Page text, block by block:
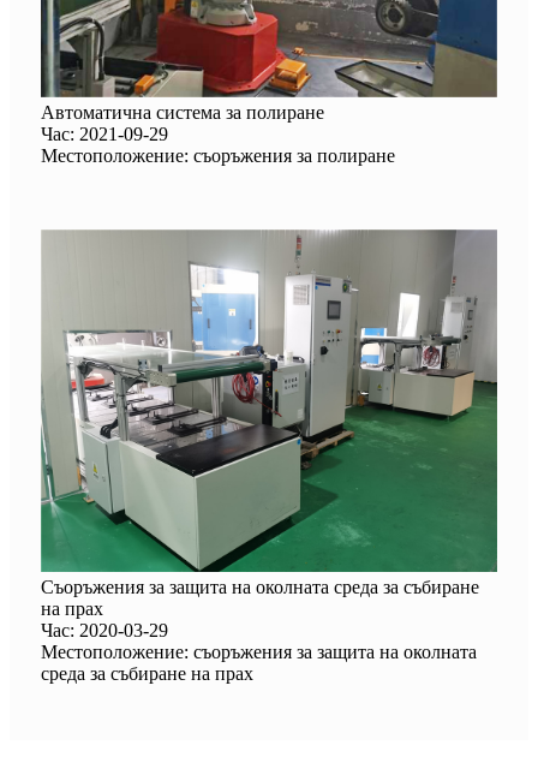
Автоматична система за полиране
Час: 2021-09-29
Местоположение: съоръжения за полиране
Съоръжения за защита на околната среда за събиране
на прах
Час: 2020-03-29
Местоположение: съоръжения за защита на околната
среда за събиране на прах